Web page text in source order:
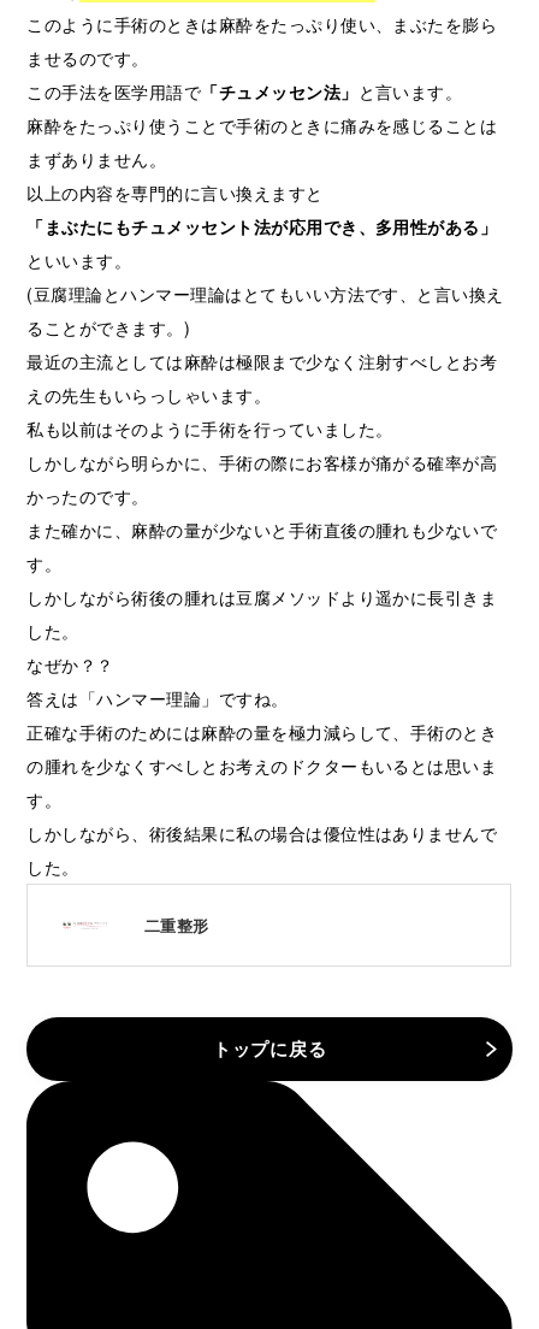
このように手術のときは麻酔をたっぷり使い、まぶたを膨ら
ませるのです。
この手法を医学用語で 「チュメッセン法」 と言います。
麻酔をたっぷり使うことで手術のときに痛みを感じることは
まずありません。
以上の内容を専門的に言い換えますと
「まぶたにもチュメッセント法が応用でき、多用性がある」
といいます。
(豆腐理論とハンマー理論はとてもいい方法です、と言い換え
ることができます。)
最近の主流としては麻酔は極限まで少なく注射すべしとお考
えの先生もいらっしゃいます。
私も以前はそのように手術を行っていました。
しかしながら明らかに、手術の際にお客様が痛がる確率が高
かったのです。
また確かに、麻酔の量が少ないと手術直後の腫れも少ないで
す。
しかしながら術後の腫れは豆腐メソッドより遥かに長引きま
した。
なぜか？？
答えは「ハンマー理論」ですね。
正確な手術のためには麻酔の量を極力減らして、手術のとき
の腫れを少なくすべしとお考えのドクターもいるとは思いま
す。
しかしながら、術後結果に私の場合は優位性はありませんで
した。
二重整形
トップに戻る